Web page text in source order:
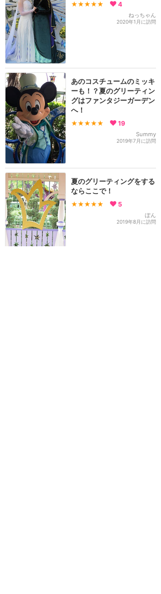
★★★★★ 4
ねっちゃん
2020年1月に訪問
あのコスチュームのミッキ
ーも！？夏のグリーティン
グはファンタジーガーデン
へ！
★★★★★ 19
Summy
2019年7月に訪問
夏のグリーティングをする
ならここで！
★★★★★ 5
ぽん
2019年8月に訪問